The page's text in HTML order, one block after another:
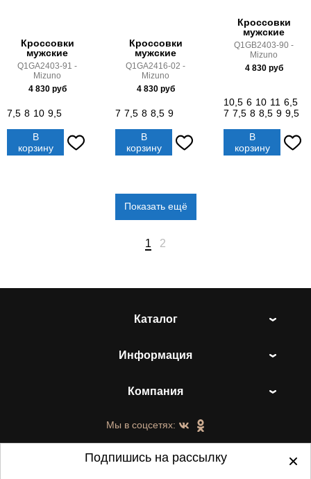
Кроссовки
мужские
Q1GA2403-91 -
Mizuno
4 830руб
7,5 8 10 9,5
В
корзину
Кроссовки
мужские
Q1GA2416-02 -
Mizuno
4 830руб
7 7,5 8 8,5 9
В
корзину
Кроссовки
мужские
Q1GB2403-90 -
Mizuno
4 830руб
10,5 6 10 11 6,5
7 7,5 8 8,5 9 9,5
В
корзину
Показать ещё
1 2
Каталог
Информация
Компания
Мы в соцсетях:
Подпишись на рассылку